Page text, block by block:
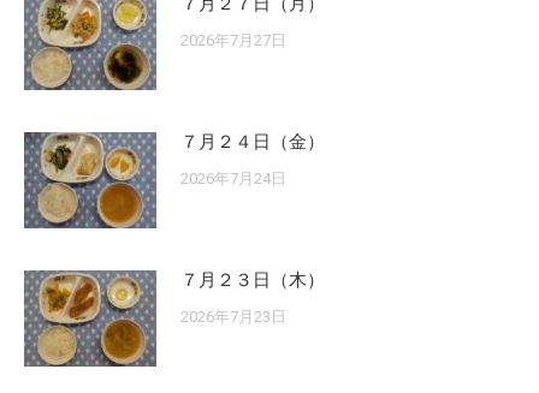
2026年7月27日
７月２４日（金）
2026年7月24日
７月２３日（木）
2026年7月23日